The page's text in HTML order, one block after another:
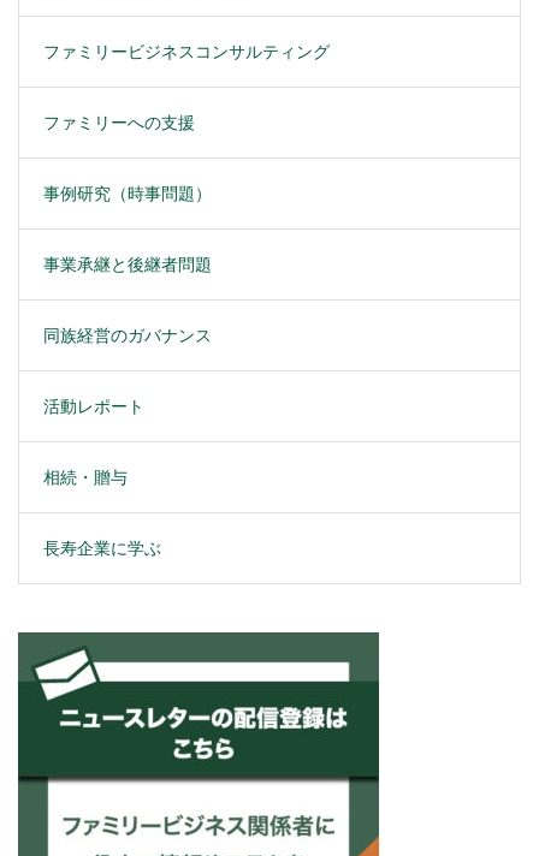
ファミリービジネスコンサルティング
ファミリーへの支援
事例研究（時事問題）
事業承継と後継者問題
同族経営のガバナンス
活動レポート
相続・贈与
長寿企業に学ぶ